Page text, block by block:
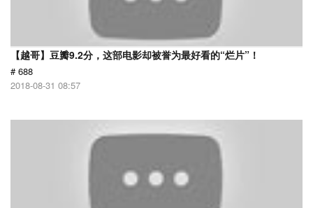
【越哥】豆瓣9.2分，这部电影却被誉为最好看的“烂片”！
# 688
2018-08-31 08:57